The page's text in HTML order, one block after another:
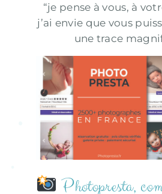
“je pense à vous, à
j’ai envie que vous
une trace
Photopresta,